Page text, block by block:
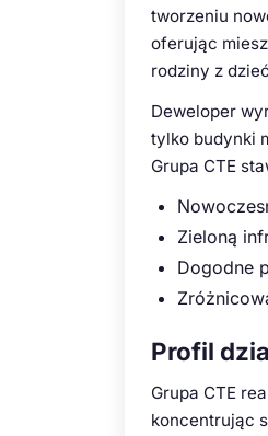
tworzeniu
oferując
rodziny z
Deweloper
tylko budynki
Grupa CTE
Zieloną
Dogodne
Profil
Grupa CTE
koncentrując